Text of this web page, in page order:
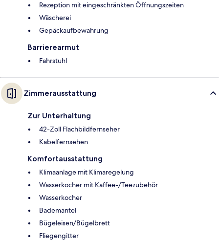
Rezeption mit eingeschränkten Öffnungszeiten
Wäscherei
Gepäckaufbewahrung
Barrierearmut
Fahrstuhl
Zimmerausstattung
Zur Unterhaltung
42-Zoll Flachbildfernseher
Kabelfernsehen
Komfortausstattung
Klimaanlage mit Klimaregelung
Wasserkocher mit Kaffee-/Teezubehör
Wasserkocher
Bademäntel
Bügeleisen/Bügelbrett
Fliegengitter